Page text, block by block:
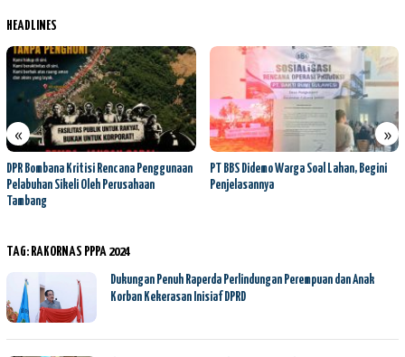
HEADLINES
« »
DPR Bombana Kritisi Rencana Penggunaan
Pelabuhan Sikeli Oleh Perusahaan
Tambang
PT BBS Didemo Warga Soal Lahan, Begini
Penjelasannya
TAG: RAKORNAS PPPA 2024
Dukungan Penuh Raperda Perlindungan Perempuan dan Anak
Korban Kekerasan Inisiaf DPRD